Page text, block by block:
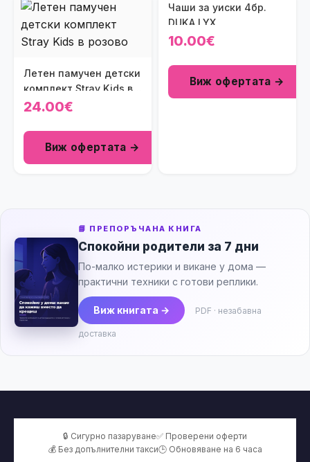
Летен памучен детски
комплект Stray Kids в
розово
24.00€
Виж офертата →
Чаши за уиски 4бр.
DUKA LYX
10.00€
Виж офертата →
📘 ПРЕПОРЪЧАНА КНИГА
Спокойни родители за 7 дни
По-малко истерики и викане у дома —
практични техники с готови реплики.
Виж книгата → PDF · незабавна
доставка
🔒 Сигурно пазаруване✅ Проверени оферти
💰 Без допълнителни такси🕒 Обновяване на 6 часа